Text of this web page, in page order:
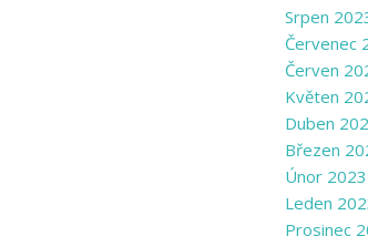
Srpen
Červenec
Červen
Květen
Duben
Březen
Únor 2023
Leden
Prosinec